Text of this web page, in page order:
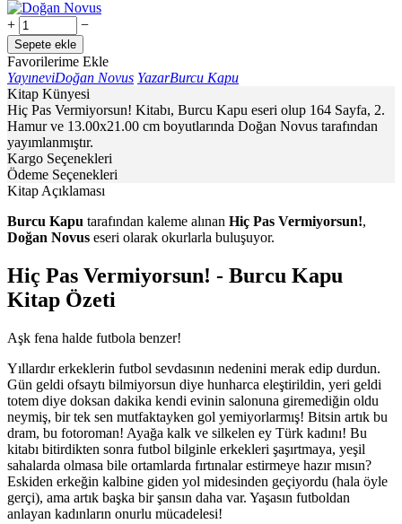
+ −
Sepete ekle
Favorilerime Ekle
YayıneviDoğan Novus YazarBurcu Kapu
Kitap Künyesi
Hiç Pas Vermiyorsun! Kitabı, Burcu Kapu eseri olup 164 Sayfa, 2.
Hamur ve 13.00x21.00 cm boyutlarında Doğan Novus tarafından
yayımlanmıştır.
Kargo Seçenekleri
Ödeme Seçenekleri
Kitap Açıklaması
Burcu Kapu tarafından kaleme alınan Hiç Pas Vermiyorsun!,
Doğan Novus eseri olarak okurlarla buluşuyor.
Hiç Pas Vermiyorsun! - Burcu Kapu
Kitap Özeti
Aşk fena halde futbola benzer!
Yıllardır erkeklerin futbol sevdasının nedenini merak edip durdun.
Gün geldi ofsaytı bilmiyorsun diye hunharca eleştirildin, yeri geldi
totem diye doksan dakika kendi evinin salonuna giremediğin oldu
neymiş, bir tek sen mutfaktayken gol yemiyorlarmış! Bitsin artık bu
dram, bu fotoroman! Ayağa kalk ve silkelen ey Türk kadını! Bu
kitabı bitirdikten sonra futbol bilginle erkekleri şaşırtmaya, yeşil
sahalarda olmasa bile ortamlarda fırtınalar estirmeye hazır mısın?
Eskiden erkeğin kalbine giden yol midesinden geçiyordu (hala öyle
gerçi), ama artık başka bir şansın daha var. Yaşasın futboldan
anlayan kadınların onurlu mücadelesi!